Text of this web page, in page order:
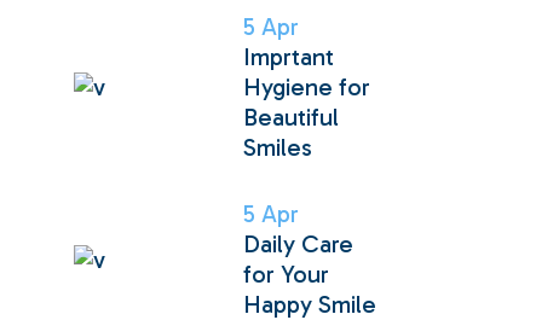
5 Apr
Imprtant
Hygiene for
Beautiful
Smiles
5 Apr
Daily Care
for Your
Happy Smile